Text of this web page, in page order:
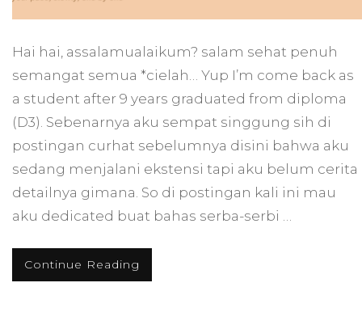
Hai hai, assalamualaikum? salam sehat penuh
semangat semua *cielah… Yup I’m come back as
a student after 9 years graduated from diploma
(D3). Sebenarnya aku sempat singgung sih di
postingan curhat sebelumnya disini bahwa aku
sedang menjalani ekstensi tapi aku belum cerita
detailnya gimana. So di postingan kali ini mau
aku dedicated buat bahas serba-serbi …
Continue Reading